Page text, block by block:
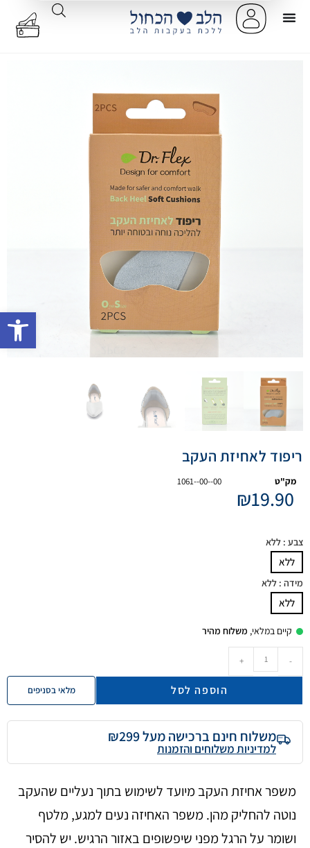
ריפוד לאחיזת העקב
מק"ט 1061--00--00
₪19.90
צבע : ללא
ללא
מידה : ללא
ללא
קיים במלאי, משלוח מהיר
-
+
הוספה לסל מלאי בסניפים
משלוח חינם ברכישה מעל ₪299
למדיניות משלוחים והזמנות
משפר אחיזת העקב מיועד לשימוש בתוך נעליים שהעקב
נוטה להחליק מהן. משפר האחיזה נעים למגע, מלטף
ושומר על הרגל מפני שיפשופים באזור הרגיש. יש להסיר